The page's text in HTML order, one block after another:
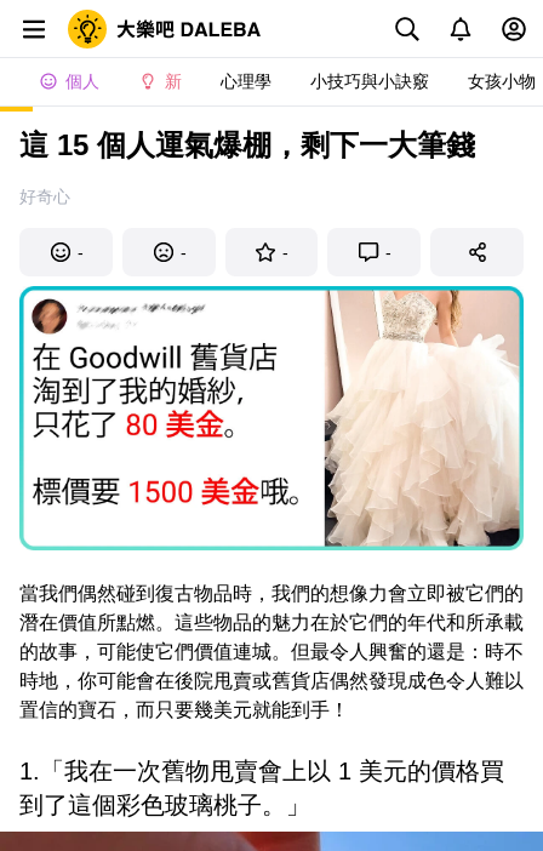
個人 新 心理學 小技巧與小訣竅 女孩小物
這 15 個人運氣爆棚，剩下一大筆錢
好奇心
- - - -
當我們偶然碰到復古物品時，我們的想像力會立即被它們的
潛在價值所點燃。這些物品的魅力在於它們的年代和所承載
的故事，可能使它們價值連城。但最令人興奮的還是：時不
時地，你可能會在後院甩賣或舊貨店偶然發現成色令人難以
置信的寶石，而只要幾美元就能到手！
1.「我在一次舊物甩賣會上以 1 美元的價格買
到了這個彩色玻璃桃子。」